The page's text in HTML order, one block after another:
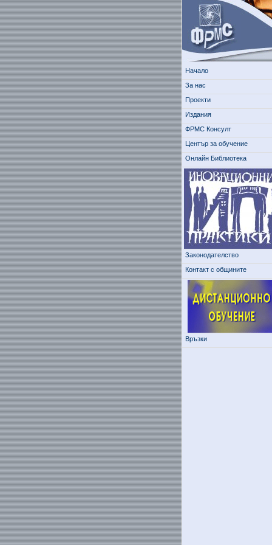
Начало
За нас
Проекти
Издания
ФРМС Консулт
Център за обучение
Онлайн Библиотека
Законодателство
Контакт с общините
Връзки